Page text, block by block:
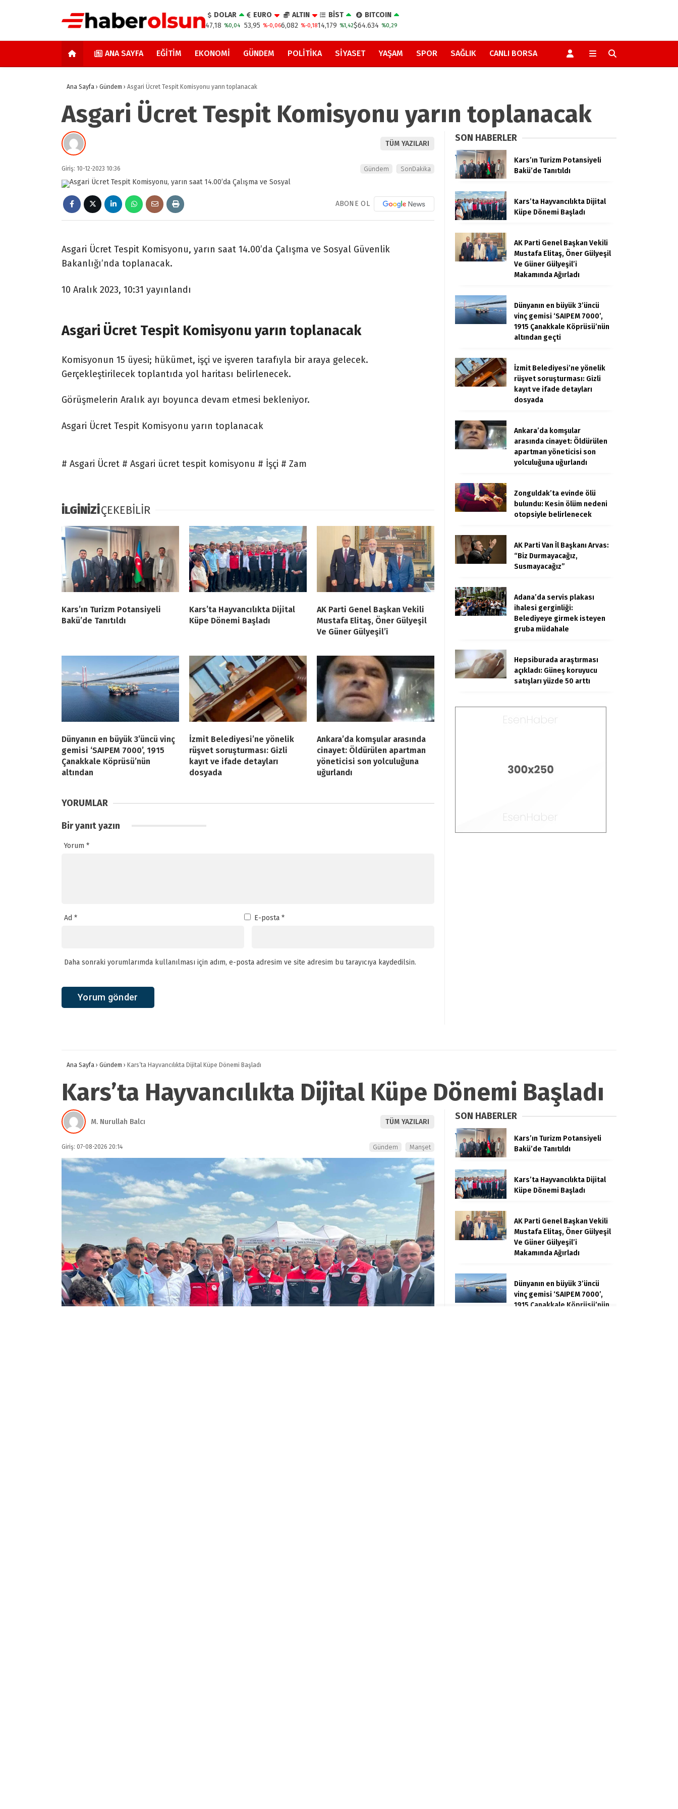
DOLAR
47,18 %0,04
EURO
53,95 %-0,06
ALTIN
6,082 %-0,18
BİST
14,179 %1,42
BITCOIN
$64.634 %0,29
ANA SAYFA EĞITIM EKONOMI GÜNDEM POLITIKA SIYASET YAŞAM SPOR SAĞLIK CANLI BORSA
Ana Sayfa › Gündem › Asgari Ücret Tespit Komisyonu yarın toplanacak
Asgari Ücret Tespit Komisyonu yarın toplanacak
TÜM YAZILARI
Giriş: 10-12-2023 10:36 Gündem SonDakika
ABONE OL
Asgari Ücret Tespit Komisyonu, yarın saat 14.00’da Çalışma ve Sosyal Güvenlik
Bakanlığı’nda toplanacak.
10 Aralık 2023, 10:31 yayınlandı
Asgari Ücret Tespit Komisyonu yarın toplanacak
Komisyonun 15 üyesi; hükümet, işçi ve işveren tarafıyla bir araya gelecek.
Gerçekleştirilecek toplantıda yol haritası belirlenecek.
Görüşmelerin Aralık ayı boyunca devam etmesi bekleniyor.
Asgari Ücret Tespit Komisyonu yarın toplanacak
# Asgari Ücret # Asgari ücret tespit komisyonu # İşçi # Zam
İLGİNİZİÇEKEBİLİR
Kars’ın Turizm Potansiyeli
Bakü’de Tanıtıldı
Kars’ta Hayvancılıkta Dijital
Küpe Dönemi Başladı
AK Parti Genel Başkan Vekili
Mustafa Elitaş, Öner Gülyeşil
Ve Güner Gülyeşil’i
Dünyanın en büyük 3’üncü vinç
gemisi ‘SAIPEM 7000’, 1915
Çanakkale Köprüsü’nün
altından
İzmit Belediyesi’ne yönelik
rüşvet soruşturması: Gizli
kayıt ve ifade detayları
dosyada
Ankara’da komşular arasında
cinayet: Öldürülen apartman
yöneticisi son yolculuğuna
uğurlandı
YORUMLAR
Bir yanıt yazın
Yorum *
Ad * E-posta *
Daha sonraki yorumlarımda kullanılması için adım, e-posta adresim ve site adresim bu tarayıcıya kaydedilsin.
SON HABERLER
Kars’ın Turizm Potansiyeli
Bakü’de Tanıtıldı
Kars’ta Hayvancılıkta Dijital
Küpe Dönemi Başladı
AK Parti Genel Başkan Vekili
Mustafa Elitaş, Öner Gülyeşil
Ve Güner Gülyeşil’i
Makamında Ağırladı
Dünyanın en büyük 3’üncü
vinç gemisi ‘SAIPEM 7000’,
1915 Çanakkale Köprüsü’nün
altından geçti
İzmit Belediyesi’ne yönelik
rüşvet soruşturması: Gizli
kayıt ve ifade detayları
dosyada
Ankara’da komşular
arasında cinayet: Öldürülen
apartman yöneticisi son
yolculuğuna uğurlandı
Zonguldak’ta evinde ölü
bulundu: Kesin ölüm nedeni
otopsiyle belirlenecek
AK Parti Van İl Başkanı Arvas:
“Biz Durmayacağız,
Susmayacağız”
Adana’da servis plakası
ihalesi gerginliği:
Belediyeye girmek isteyen
gruba müdahale
Hepsiburada araştırması
açıkladı: Güneş koruyucu
satışları yüzde 50 arttı
Ana Sayfa › Gündem › Kars’ta Hayvancılıkta Dijital Küpe Dönemi Başladı
Kars’ta Hayvancılıkta Dijital Küpe Dönemi Başladı
M. Nurullah Balcı TÜM YAZILARI
Giriş: 07-08-2026 20:14 Gündem Manşet
SON HABERLER
Kars’ın Turizm Potansiyeli
Bakü’de Tanıtıldı
Kars’ta Hayvancılıkta Dijital
Küpe Dönemi Başladı
AK Parti Genel Başkan Vekili
Mustafa Elitaş, Öner Gülyeşil
Ve Güner Gülyeşil’i
Makamında Ağırladı
Dünyanın en büyük 3’üncü
vinç gemisi ‘SAIPEM 7000’,
1915 Çanakkale Köprüsü’nün